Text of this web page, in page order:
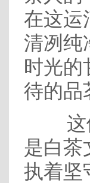
在这运
清冽纯
时光的
待的品
这便
是白茶
执着坚